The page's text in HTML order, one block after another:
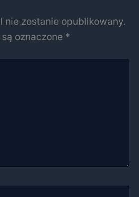
nie zostanie opublikowany.
oznaczone *